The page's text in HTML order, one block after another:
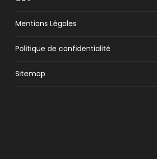
Mentions Légales
Politique de confidentialité
Sitemap